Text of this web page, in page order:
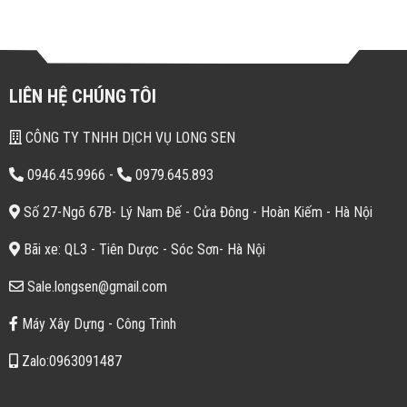
LIÊN HỆ CHÚNG TÔI
CÔNG TY TNHH DỊCH VỤ LONG SEN
0946.45.9966 - 0979.645.893
Số 27-Ngõ 67B- Lý Nam Đế - Cửa Đông - Hoàn Kiếm - Hà Nội
Bãi xe: QL3 - Tiên Dược - Sóc Sơn- Hà Nội
Sale.longsen@gmail.com
Máy Xây Dựng - Công Trình
Zalo:0963091487